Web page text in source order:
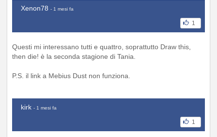
Xenon78 - 1 mesi fa
1
Questi mi interessano tutti e quattro, soprattutto Draw this,
then die! è la seconda stagione di Tania.
P.S. il link a Mebius Dust non funziona.
kirk - 1 mesi fa
1